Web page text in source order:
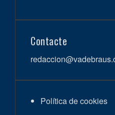
Contacte
Política de cookies